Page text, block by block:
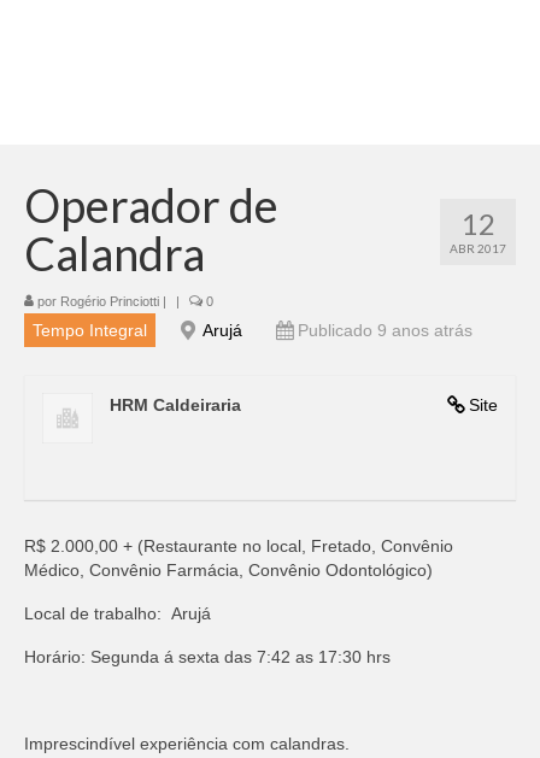
12
ABR 2017
Operador de
Calandra
por Rogério Princiotti | | 0
Tempo Integral Arujá Publicado 9 anos atrás
Site
HRM Caldeiraria
R$ 2.000,00 + (Restaurante no local, Fretado, Convênio
Médico, Convênio Farmácia, Convênio Odontológico)
Local de trabalho: Arujá
Horário: Segunda á sexta das 7:42 as 17:30 hrs
Imprescindível experiência com calandras.